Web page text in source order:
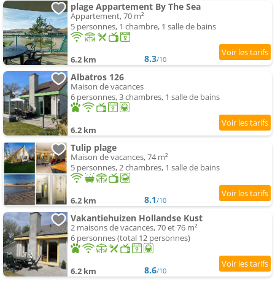
plage Appartement By The Sea
Appartement, 70 m²
5 personnes, 1 chambre, 1 salle de bains
6.2 km 8.3/10
Albatros 126
Maison de vacances
6 personnes, 3 chambres, 1 salle de bains
6.2 km
Tulip plage
Maison de vacances, 74 m²
5 personnes, 2 chambres, 1 salle de bains
6.2 km 8.1/10
Vakantiehuizen Hollandse Kust
2 maisons de vacances, 70 et 76 m²
6 personnes (total 12 personnes)
6.2 km 8.6/10